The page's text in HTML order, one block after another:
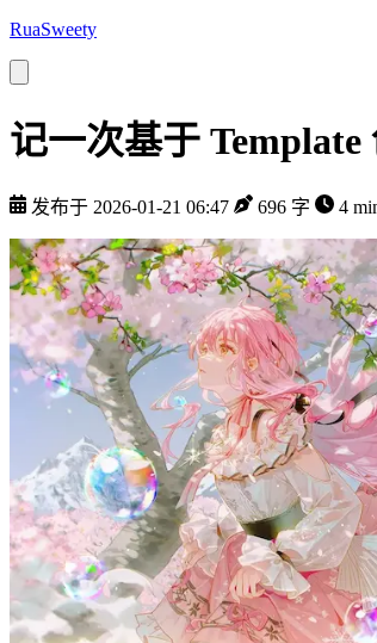
RuaSweety
记一次基于
发布于 2026-01-21 06:47 696 字 4